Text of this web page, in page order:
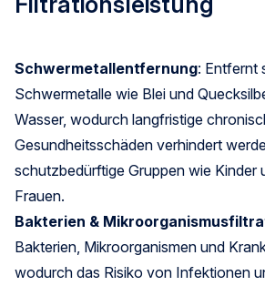
Schwermetallentfernung: Entfernt
Schwermetalle wie Blei und
Wasser, wodurch langfristige
Gesundheitsschäden verhindert
schutzbedürftige Gruppen wie Kinder
Frauen.
Bakterien &
Bakterien, Mikroorganismen und
wodurch das Risiko von Infektionen